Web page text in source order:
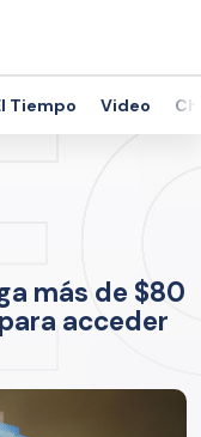
Tiempo Video
más de $80
acceder